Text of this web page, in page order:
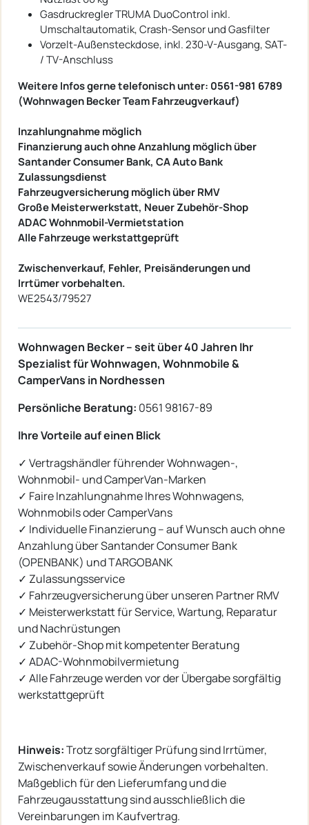
Gasdruckregler TRUMA DuoControl inkl.
Umschaltautomatik, Crash-Sensor und Gasfilter
Vorzelt-Außensteckdose, inkl. 230-V-Ausgang, SAT-
/ TV-Anschluss
Weitere Infos gerne telefonisch unter: 0561-981 6789
(Wohnwagen Becker Team Fahrzeugverkauf)
Inzahlungnahme möglich
Finanzierung auch ohne Anzahlung möglich über
Santander Consumer Bank, CA Auto Bank
Zulassungsdienst
Fahrzeugversicherung möglich über RMV
Große Meisterwerkstatt, Neuer Zubehör-Shop
ADAC Wohnmobil-Vermietstation
Alle Fahrzeuge werkstattgeprüft
Zwischenverkauf, Fehler, Preisänderungen und
Irrtümer vorbehalten.
WE2543/79527
Wohnwagen Becker – seit über 40 Jahren Ihr
Spezialist für Wohnwagen, Wohnmobile &
CamperVans in Nordhessen
Persönliche Beratung: 0561 98167-89
Ihre Vorteile auf einen Blick
✓ Vertragshändler führender Wohnwagen-,
Wohnmobil- und CamperVan-Marken
✓ Faire Inzahlungnahme Ihres Wohnwagens,
Wohnmobils oder CamperVans
✓ Individuelle Finanzierung – auf Wunsch auch ohne
Anzahlung über Santander Consumer Bank
(OPENBANK) und TARGOBANK
✓ Zulassungsservice
✓ Fahrzeugversicherung über unseren Partner RMV
✓ Meisterwerkstatt für Service, Wartung, Reparatur
und Nachrüstungen
✓ Zubehör-Shop mit kompetenter Beratung
✓ ADAC-Wohnmobilvermietung
✓ Alle Fahrzeuge werden vor der Übergabe sorgfältig
werkstattgeprüft
Hinweis:Trotz sorgfältiger Prüfung sind Irrtümer,
Zwischenverkauf sowie Änderungen vorbehalten.
Maßgeblich für den Lieferumfang und die
Fahrzeugausstattung sind ausschließlich die
Vereinbarungen im Kaufvertrag.